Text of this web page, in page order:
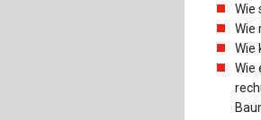
Wie
Wie
Wie
Wie